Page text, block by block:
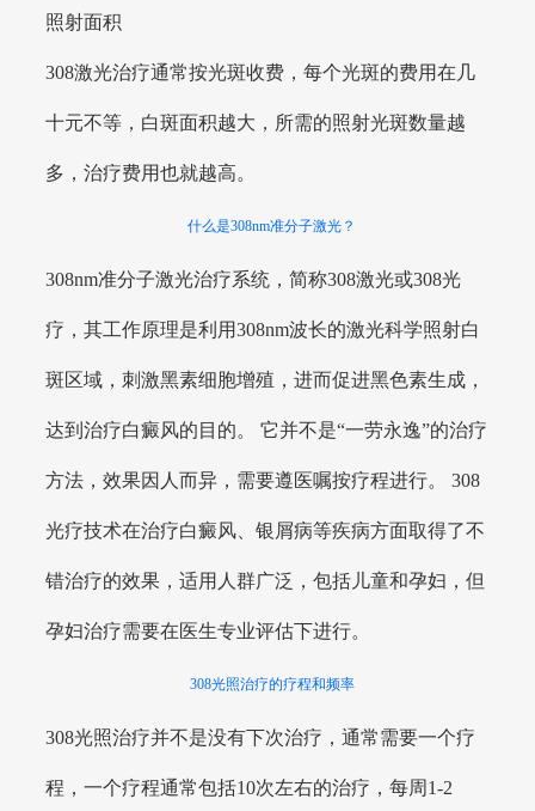
照射面积
308激光治疗通常按光斑收费，每个光斑的费用在几
十元不等，白斑面积越大，所需的照射光斑数量越
多，治疗费用也就越高。
什么是308nm准分子激光？
308nm准分子激光治疗系统，简称308激光或308光
疗，其工作原理是利用308nm波长的激光科学照射白
斑区域，刺激黑素细胞增殖，进而促进黑色素生成，
达到治疗白癜风的目的。 它并不是“一劳永逸”的治疗
方法，效果因人而异，需要遵医嘱按疗程进行。 308
光疗技术在治疗白癜风、银屑病等疾病方面取得了不
错治疗的效果，适用人群广泛，包括儿童和孕妇，但
孕妇治疗需要在医生专业评估下进行。
308光照治疗的疗程和频率
308光照治疗并不是没有下次治疗，通常需要一个疗
程，一个疗程通常包括10次左右的治疗，每周1-2